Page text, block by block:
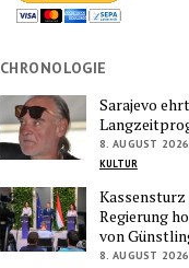
CHRONOLOGIE
Sarajevo
8. AUGUST
KULTUR
Kassensturz
Regierung
von
8. AUGUST